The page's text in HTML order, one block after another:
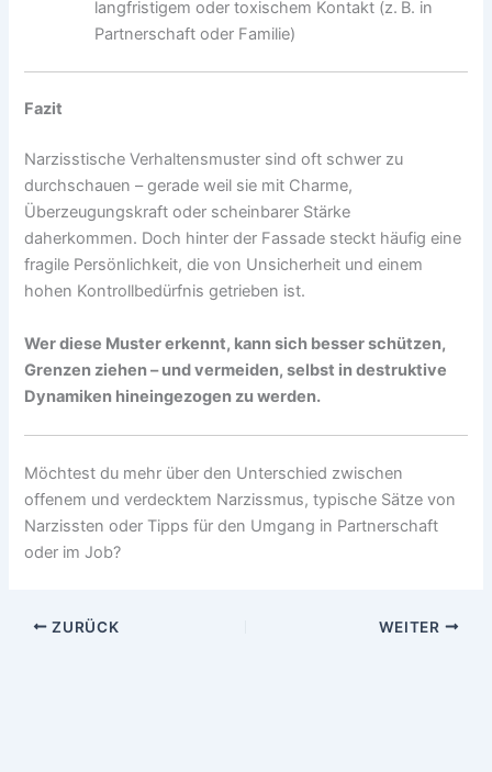
langfristigem oder toxischem Kontakt (z. B. in
Partnerschaft oder Familie)
Fazit
Narzisstische Verhaltensmuster sind oft schwer zu
durchschauen – gerade weil sie mit Charme,
Überzeugungskraft oder scheinbarer Stärke
daherkommen. Doch hinter der Fassade steckt häufig eine
fragile Persönlichkeit, die von Unsicherheit und einem
hohen Kontrollbedürfnis getrieben ist.
Wer diese Muster erkennt, kann sich besser schützen,
Grenzen ziehen – und vermeiden, selbst in destruktive
Dynamiken hineingezogen zu werden.
Möchtest du mehr über den Unterschied zwischen
offenem und verdecktem Narzissmus, typische Sätze von
Narzissten oder Tipps für den Umgang in Partnerschaft
oder im Job?
ZURÜCK WEITER